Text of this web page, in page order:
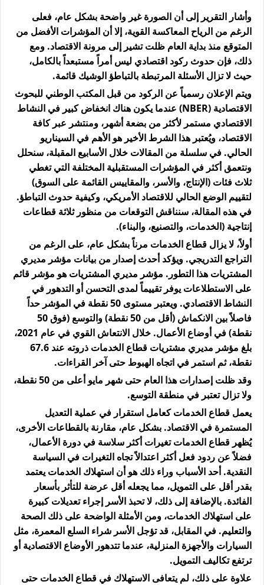
وأشار التقرير إلى أن الصورة غير واضحة بشكل عام، فعلى
الرغم من الرياح المعاكسة القوية، إلا أن المؤشرات الأفضل من
المتوقع منذ بداية العام ظلت تشير إلى مرونة الاقتصاد. ومع
ذلك، فإن حدوث ركود اقتصادي ليس أمراً مستبعداً بالكامل،
حيث لا تزال الأسئلة المرتبطة بالتباطؤ الوشيك قائمة.
ويتم الإعلان رسمياً عن الركود من قبل المكتب الوطني للبحوث
الاقتصادية (NBER) عندما يكون هناك انخفاض كبير في النشاط
الاقتصادي مستمر لأكثر من بضعة أشهر، ومنتشر عبر كافة
الاقتصاد، ويُعتبر هذا الشرط الأخير هو الأهم في السيناريو
الحالي. في سلسلة من المقالات خلال الأسابيع المقبلة، سنحلل
ونتعمق أكثر في المؤشرات المستقبلية المختلفة التي تغطي
ثلاث فئات (الإنتاج، والأسر، والمقاييس القائمة على السوق)
لتقييم الوضع الحالي للاقتصاد الأمريكي، وكيفية حدوث التباطؤ.
في هذه المقالة، سنناقش التوقعات من منظور ثلاثة قطاعات
إنتاجية (الخدمات، والتصنيع، والبناء).
أولاً، لا يزال قطاع الخدمات مرناً بشكل عام، على الرغم من
التراجع التدريجي. ويؤكد أحدث إصدار من بيانات مؤشر مديري
المشتريات هذا التطور. مؤشر مديري المشتريات هو مؤشر قائم
على الاستطلاعات يوفر تقييماً لمدى التحسن أو التدهور في
النشاط الاقتصادي. ويعتبر مستوى 50 نقطة في المؤشر حداً
فاصلاً بين الانكماش (أقل من 50 نقطة) والتوسع (فوق 50
نقطة) في أوضاع الأعمال. خلال الانتعاش القوي في عام 2021،
بلغ مؤشر مديري مشتريات قطاع الخدمات ذروته عند 67.6
نقطة، ثم استمر في اتجاه الهبوط حتى آخر القراءات.
وقد ظلت إصدارات هذا العام حتى شهر مايو أعلى من 50 نقطة،
ولا تزال تعتبر في منطقة التوسع.
يعمل قطاع الخدمات كعامل استقرار في عملية التعديل
المستمرة في الاقتصاد. بشكل عام، مقارنة بالقطاعات الأخرى،
يُظهر قطاع الخدمات تغيرات أكثر سلاسة في دورة الأعمال،
فضلاً عن ردود فعل أكثر اعتدالاً تجاه التغيرات في السياسة
النقدية. أحد الأسباب وراء ذلك هو أن استهلاك الخدمات يعتمد
بقدر أقل على التمويل، مما يجعله أقل عرضة للتأثر بأسعار
الفائدة. بالإضافة إلى ذلك، لا تحبذ الأسر إجراء تعديلات كبيرة
على استهلاك الخدمات، ومن الأمثلة الواضحة على ذلك الصحة
والتعليم. في المقابل، قد تؤجل الأسر شراء السلع المعمرة، مثل
السيارات والأجهزة المنزلية، عندما تتدهور الأوضاع الاقتصادية أو
ترتفع تكاليف التمويل.
علاوة على ذلك، لم يتعافى الاستهلاك في قطاع الخدمات حتى